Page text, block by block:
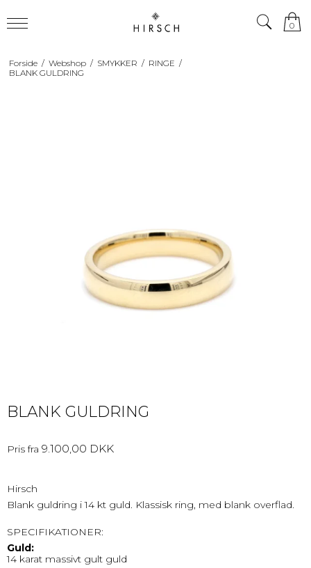
0
Forside / Webshop / SMYKKER / RINGE /
BLANK GULDRING
BLANK GULDRING
Pris fra 9.100,00 DKK
Hirsch
Blank guldring i 14 kt guld. Klassisk ring, med blank overflad.
SPECIFIKATIONER:
Guld:
14 karat massivt gult guld